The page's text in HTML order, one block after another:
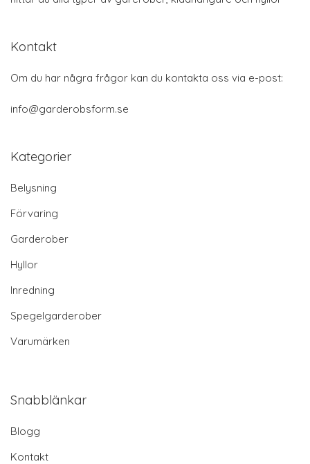
Kontakt
Om du har några frågor kan du kontakta oss via e-post:
info@garderobsform.se
Kategorier
Belysning
Förvaring
Garderober
Hyllor
Inredning
Spegelgarderober
Varumärken
Snabblänkar
Blogg
Kontakt